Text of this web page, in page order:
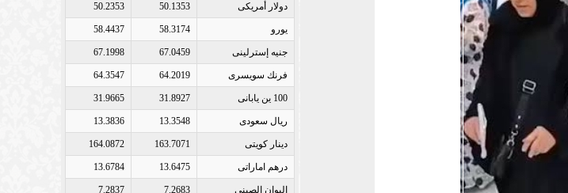
دولار أمريكى 50.1353
50.2353
يورو 58.3174
58.4437
جنيه إسترلينى 67.0459
67.1998
فرنك سويسرى 64.2019
64.3547
100 ين يابانى 31.8927
31.9665
ريال سعودى 13.3548
13.3836
دينار كويتى 163.7071
164.0872
درهم اماراتى 13.6475
13.6784
اليوان الصينى 7.2683
7.2837